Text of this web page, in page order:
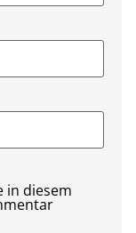
in diesem